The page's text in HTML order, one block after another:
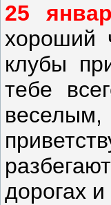
25
хороший
клубы
тебе
дорогах